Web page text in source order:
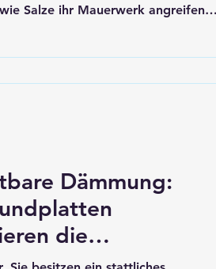
Salze ihr Mauerwerk angreifen –
kommt aus zwei scheinbar
der Biotechnologie und der
Dämmung:
die